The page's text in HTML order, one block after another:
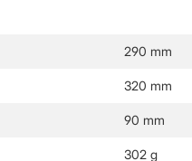
290 mm
320 mm
90 mm
302 g